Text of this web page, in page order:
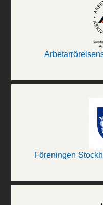
Föreningen